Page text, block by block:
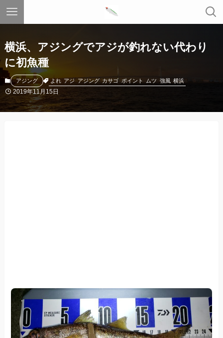
横浜、アジングでアジが釣れない代わり
に初魚種
アジング よれ アジ アジング カサゴ ポイント ムツ 強風 横浜
2019年11月15日